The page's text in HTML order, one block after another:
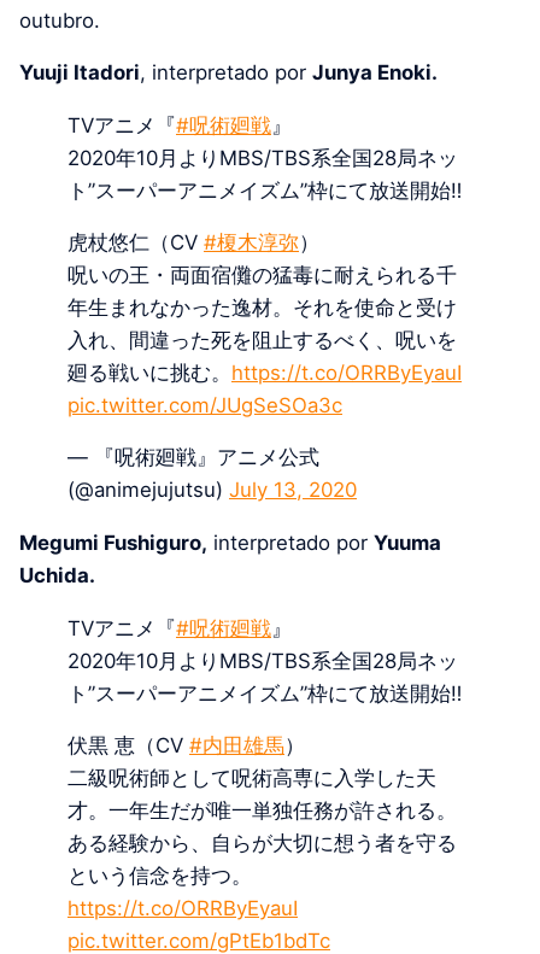
outubro.
Yuuji Itadori, interpretado por Junya Enoki.
TVアニメ『#呪術廻戦』
2020年10月よりMBS/TBS系全国28局ネッ
ト”スーパーアニメイズム”枠にて放送開始‼
虎杖悠仁（CV #榎木淳弥）
呪いの王・両面宿儺の猛毒に耐えられる千
年生まれなかった逸材。それを使命と受け
入れ、間違った死を阻止するべく、呪いを
廻る戦いに挑む。 https://t.co/ORRByEyauI
pic.twitter.com/JUgSeSOa3c
— 『呪術廻戦』アニメ公式
(@animejujutsu) July 13, 2020
Megumi Fushiguro, interpretado por Yuuma
Uchida.
TVアニメ『#呪術廻戦 』
2020年10月よりMBS/TBS系全国28局ネッ
ト”スーパーアニメイズム”枠にて放送開始‼
伏黒 恵（CV #内田雄馬）
二級呪術師として呪術高専に入学した天
才。一年生だが唯一単独任務が許される。
ある経験から、自らが大切に想う者を守る
という信念を持つ。
https://t.co/ORRByEyauI
pic.twitter.com/gPtEb1bdTc